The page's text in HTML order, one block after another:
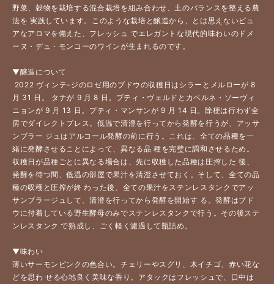
野菜、穀物を栽培する混合栽培を組み合わせ、土のバランスを整える農
法を 実践しています。このような栽培と醸造から、
とは思えないピュ
アなアロマを備えた、フレッシュ でエレガントな現代的味わいのドメ
ーヌ・デュ・モンコーのワインが生まれるのです。
▼醸造について
月 31 日。 タナが 9 月 8 日。プティ・ヴェルドとカベルネ・ソーヴィ
ニョンが 9 月 13 日。プティ・マンサンが 9 月 14 日。除梗は行わず全
房でダイレクトプレス。低温で清澄を行ってから発酵を行うが、アッサ
ンブラー ジュはアルコール発酵の前に行う。これは、全ての品種を一
緒に発酵させることによって、異なる品 種を完璧に調和させるため。
収穫日が品種ごとに異なる場合は、先に収穫した品種は圧搾した 後、
発酵を待つ間、低温の部屋で果汁を清澄させておく。そして、全ての品
種の収穫と圧搾が終 わった後、全ての果汁をステンレスタンクでアッ
サンブラージュして、清澄を行ってから発酵を開始す る。発酵はブド
ウに付着している野生酵母のみでステンレスタンクで行う。その後ステ
ンレスタンク で熟成し、ごく軽く濾過して瓶詰め。
▼味わい
薄いサーモンピンクの色合い。チェリーやスグリ、木イチゴ、赤い花な
どを思わ せる心地良く美味な香り。アタックはフレッシュで、口中は